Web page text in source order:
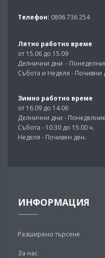
Телефон: 0896 736 254
Лятно работно време
от 15.06 до 15.09
Делнични дни -
Събота и Неделя - Почивни
Зимно работно време
от 16.09 до 14.06
Делнични дни -
Събота - 10:30 до 15:00 ч.
Неделя - Почивен ден.
ИНФОРМАЦИЯ
Разширено търсене
За нас